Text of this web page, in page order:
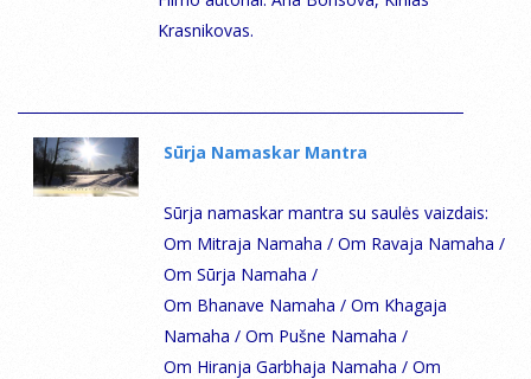
Krasnikovas.
Sūrja Namaskar Mantra
Sūrja namaskar mantra su saulės vaizdais:
Om Mitraja Namaha / Om Ravaja Namaha /
Om Sūrja Namaha /
Om Bhanave Namaha / Om Khagaja
Namaha / Om Pušne Namaha /
Om Hiranja Garbhaja Namaha / Om